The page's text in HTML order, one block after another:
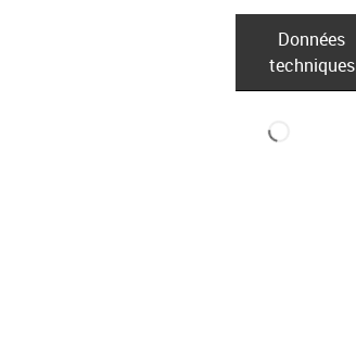
Données
techniques